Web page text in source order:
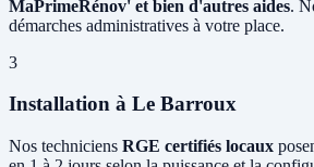
MaPrimeRénov' et bien d'autres aides.
démarches administratives à votre place.
3
Installation à Le Barroux
Nos techniciens RGE certifiés locaux